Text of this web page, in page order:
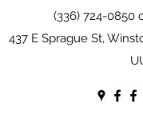
(336) 724-0850
437 E Sprague St,